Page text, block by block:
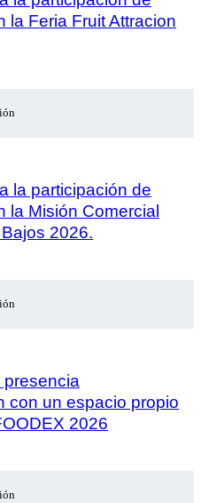
la Feria Fruit Attracion
la participación de
la Misión Comercial
2026.
presencia
con un espacio propio
2026